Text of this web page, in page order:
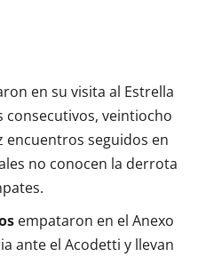
en su visita al Estrella
consecutivos, veintiocho
encuentros seguidos en
no conocen la derrota
empataron en el Anexo
ante el Acodetti y llevan